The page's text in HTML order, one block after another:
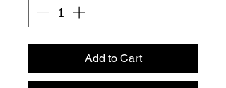
Add to Cart